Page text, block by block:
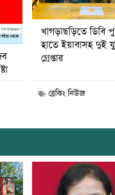
খাগড়াছড়িতে ডিবি
হাতে ইয়াবাসহ দুই
গ্রেপ্তার
ব্রেকিং নিউজ